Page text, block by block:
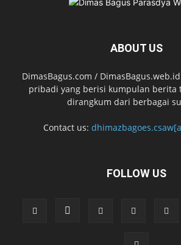
ABOUT US
DimasBagus.com /
pribadi yang berisi kumpulan berita
dirangkum dari berbagai
Contact us:
FOLLOW US